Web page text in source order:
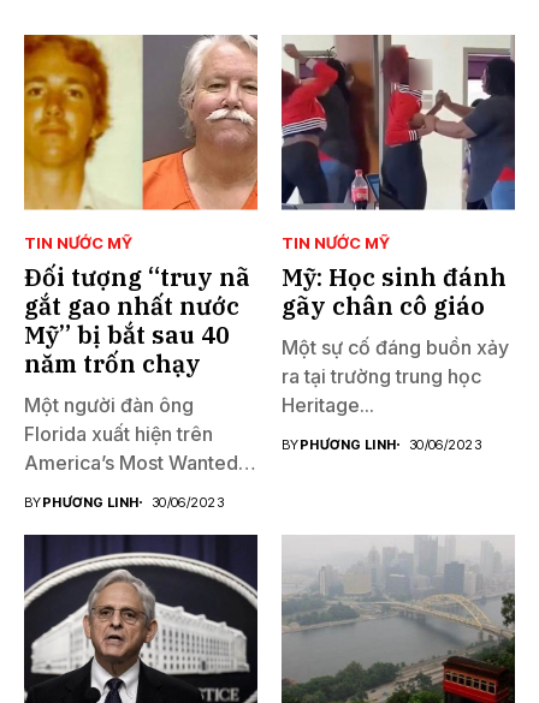
TIN NƯỚC MỸ
Đối tượng “truy nã
gắt gao nhất nước
Mỹ” bị bắt sau 40
năm trốn chạy
Một người đàn ông
Florida xuất hiện trên
America’s Most Wanted
BYPHƯƠNG LINH 30/06/2023
TIN NƯỚC MỸ
Mỹ: Học sinh đánh
gãy chân cô giáo
Một sự cố đáng buồn xảy
ra tại trường trung học
Heritage...
BYPHƯƠNG LINH 30/06/2023